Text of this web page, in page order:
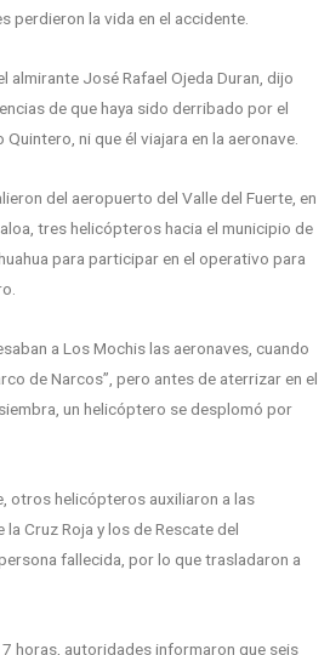
perdieron la vida en el accidente.
almirante José Rafael Ojeda Duran, dijo
de que haya sido derribado por el
ni que él viajara en la aeronave.
del aeropuerto del Valle del Fuerte, en
tres helicópteros hacia el municipio de
para participar en el operativo para
a Los Mochis las aeronaves, cuando
de Narcos”, pero antes de aterrizar en el
un helicóptero se desplomó por
otros helicópteros auxiliaron a las
Cruz Roja y los de Rescate del
fallecida, por lo que trasladaron a
horas, autoridades informaron que seis